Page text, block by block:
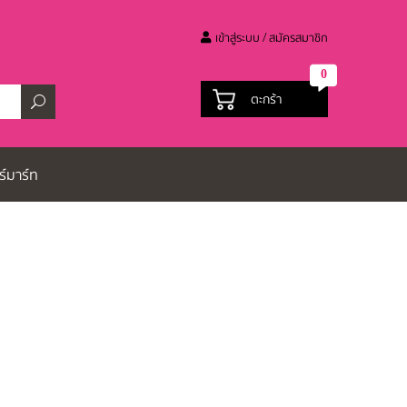
เข้าสู่ระบบ / สมัครสมาชิก
ตะกร้า
0
มาร์ท